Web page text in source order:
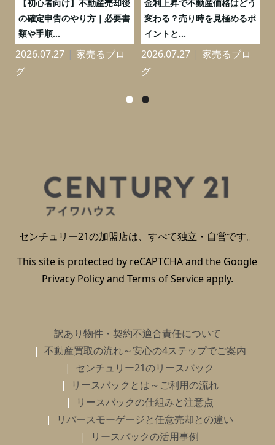
【初心者向け】不動産売却後
の確定申告のやり方｜必要書
類や手順...
2026.07.27
家売るブロ
グ
金利上昇で不動産価格はどう
変わる？売り時を見極めるポ
イントと...
2026.07.27
家売るブロ
グ
センチュリー21の加盟店は、すべて独立・自営です。
This site is protected by reCAPTCHA and the Google
Privacy Policyand Terms of Serviceapply.
訳あり物件・契約不適合責任について
不動産買取の流れ～安心の4ステップでご案内
センチュリー21のリースバック
リースバックとは～ご利用の流れ
リースバックの仕組みと注意点
リバースモーゲージと任意売却との違い
リースバックの活用事例